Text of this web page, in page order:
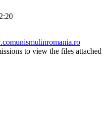
to view the files attached